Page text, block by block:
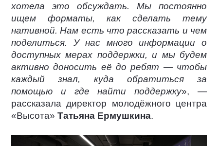
хотела это обсуждать. Мы постоянно
ищем форматы, как сделать тему
нативной. Нам есть что рассказать и чем
поделиться. У нас много информации о
доступных мерах поддержки, и мы будем
активно доносить её до ребят — чтобы
каждый знал, куда обратиться за
помощью и где найти поддержку», —
рассказала директор молодёжного центра
«Высота» Татьяна Ермушкина.